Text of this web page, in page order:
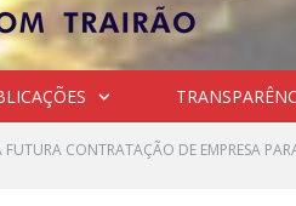
CONTRATAÇÃO DE EMPRESA